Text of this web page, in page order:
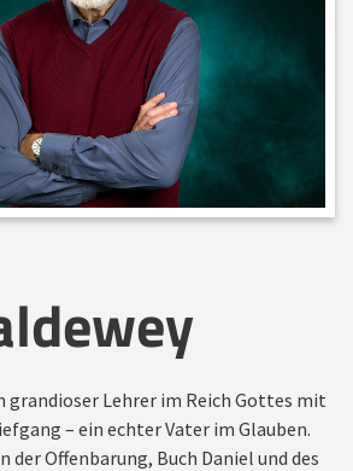
grandioser Lehrer im Reich Gottes mit
– ein echter Vater im Glauben.
der Offenbarung, Buch Daniel und des